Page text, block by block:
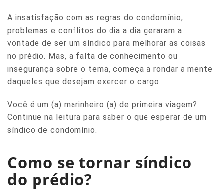
A insatisfação com as regras do condomínio,
problemas e conflitos do dia a dia geraram a
vontade de ser um síndico para melhorar as coisas
no prédio. Mas, a falta de conhecimento ou
insegurança sobre o tema, começa a rondar a mente
daqueles que desejam exercer o cargo.
Você é um (a) marinheiro (a) de primeira viagem?
Continue na leitura para saber o que esperar de um
síndico de condomínio.
Como se tornar síndico
do prédio?